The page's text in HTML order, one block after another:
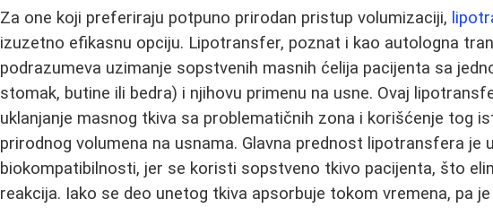
Za one koji preferiraju potpuno prirodan pristup volumizaciji,
izuzetno efikasnu opciju. Lipotransfer, poznat i kao autologna
podrazumeva uzimanje sopstvenih masnih ćelija pacijenta sa
stomak, butine ili bedra) i njihovu primenu na usne. Ovaj
uklanjanje masnog tkiva sa problematičnih zona i korišćenje tog
prirodnog volumena na usnama. Glavna prednost lipotransfera je
biokompatibilnosti, jer se koristi sopstveno tkivo pacijenta, što
reakcija. Iako se deo unetog tkiva apsorbuje tokom vremena, pa